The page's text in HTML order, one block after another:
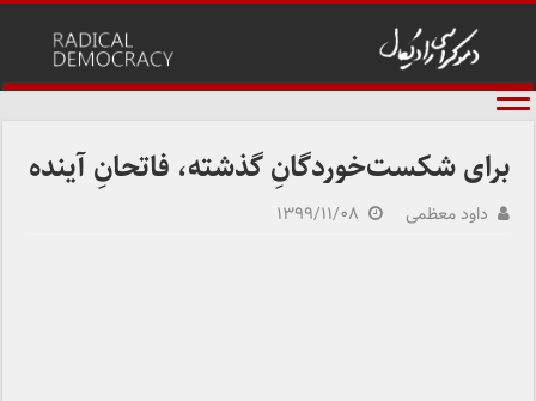
برای شکست‌خوردگانِ گذشته، فاتحانِ آینده
داود معظمی ۱۳۹۹/۱۱/۰۸